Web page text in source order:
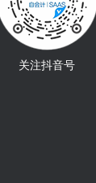
关注抖音号